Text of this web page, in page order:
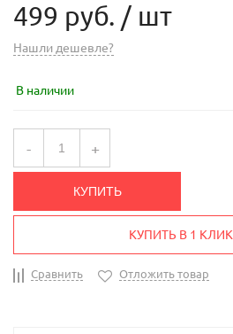
499 руб. / шт
Нашли дешевле?
В наличии
- +
КУПИТЬ
КУПИТЬ В 1 КЛИК
Сравнить Отложить товар